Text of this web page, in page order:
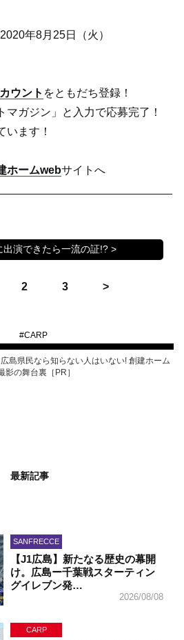
年8月25日（火）
ウント をともだち登録！
ガジン」と入力で応募完了！
います！
ホームwebサイトへ
出演できたら一流の証!? >
2 3
#CARP
広島県民なら知らない人はいない! 創建ホーム
影の舞台裏［PR］
最新記事
SANFRECCE
【J1広島】新たなる歴史の幕開
け。広島ー千葉戦スターティン
グイレブン発…
2026/08/08
CARP